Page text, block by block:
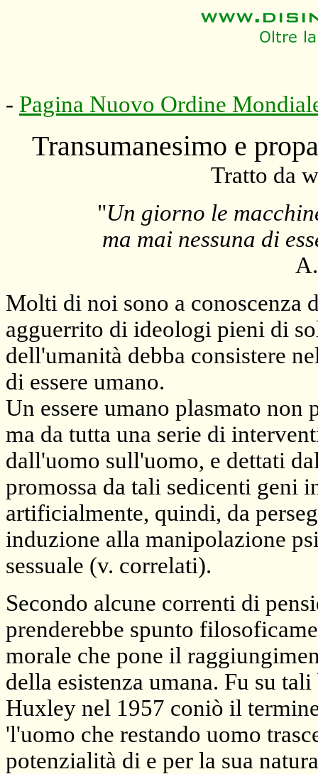
- Pagina Nuovo Ordine
Transumanesimo e
Tratto da
"Un giorno le
ma mai nessuna di
Molti di noi sono a conoscenza
agguerrito di ideologi pieni di
dell'umanità debba consistere
di essere umano.
Un essere umano plasmato
ma da tutta una serie di
dall'uomo sull'uomo, e dettati
promossa da tali sedicenti geni
artificialmente, quindi, da
induzione alla manipolazione
sessuale (v. correlati).
Secondo alcune correnti di
prenderebbe spunto
morale che pone il
della esistenza umana. Fu su
Huxley nel 1957 coniò il
'l'uomo che restando uomo
potenzialità di e per la sua